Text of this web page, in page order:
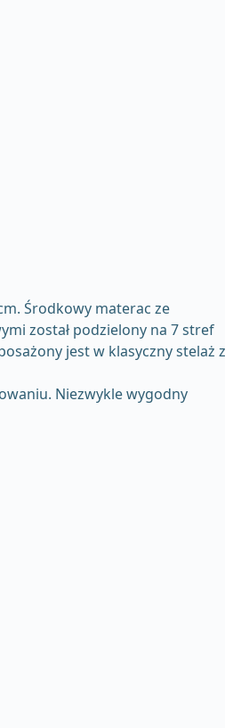
Środkowy materac ze
został podzielony na 7 stref
jest w klasyczny stelaż z
Niezwykle wygodny